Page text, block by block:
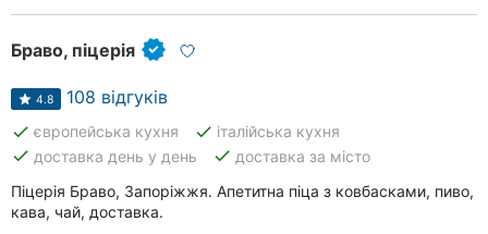
Браво, піцерія
4.8 108 відгуків
done європейська кухня done італійська кухня
done доставка день у день done доставка за місто
Піцерія Браво, Запоріжжя. Апетитна піца з ковбасками, пиво,
кава, чай, доставка.